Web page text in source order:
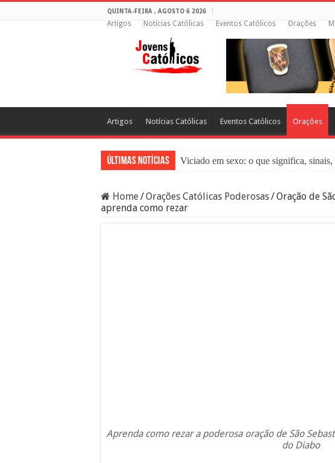
QUINTA-FEIRA , AGOSTO 6 2026
Artigos Notícias Católicas Eventos Católicos Orações
Artigos Notícias Católicas Eventos Católicos Orações
Últimas Notícias
Viciado em sexo: o que significa, sinais,
Filme Sagrado Coração – Seu Reino
Home/Orações Católicas Poderosas/Oração de
aprenda como rezar
Aprenda como rezar a poderosa oração de São
do Diabo